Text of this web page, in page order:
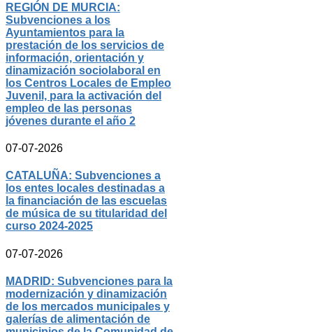
REGIÓN DE MURCIA:
Subvenciones a los
Ayuntamientos para la
prestación de los servicios de
información, orientación y
dinamización sociolaboral en
los Centros Locales de Empleo
Juvenil, para la activación del
empleo de las personas
jóvenes durante el año 2
07-07-2026
CATALUÑA: Subvenciones a
los entes locales destinadas a
la financiación de las escuelas
de música de su titularidad del
curso 2024-2025
07-07-2026
MADRID: Subvenciones para la
modernización y dinamización
de los mercados municipales y
galerías de alimentación de